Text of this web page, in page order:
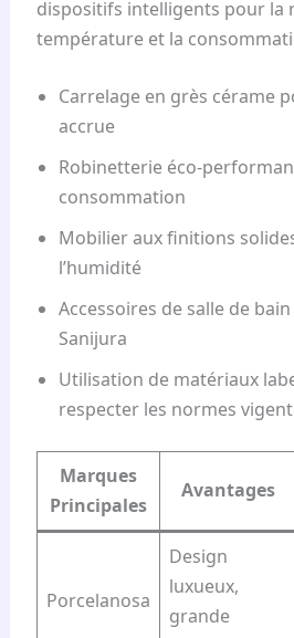
dispositifs intelligents pour la
température et la
Carrelage en grès cérame
accrue
Robinetterie éco-
consommation
Mobilier aux finitions
l’humidité
Accessoires de salle de
Sanijura
Utilisation de matériaux
respecter les normes
Marques
Principales
Avantages
Porcelanosa
Design
luxueux,
grande